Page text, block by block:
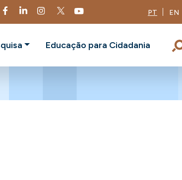
PT EN
Educação para Cidadania